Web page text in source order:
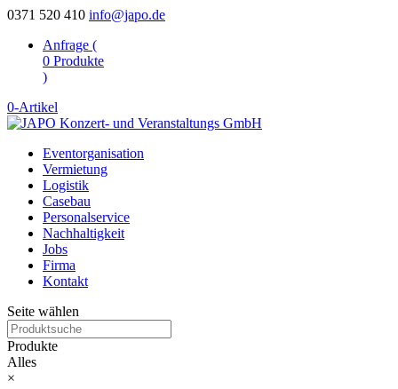
0371 520 410 info@japo.de
Anfrage (
0 Produkte
)
0-Artikel
Eventorganisation
Vermietung
Logistik
Casebau
Personalservice
Nachhaltigkeit
Jobs
Firma
Kontakt
Seite wählen
Produkte
Alles
×